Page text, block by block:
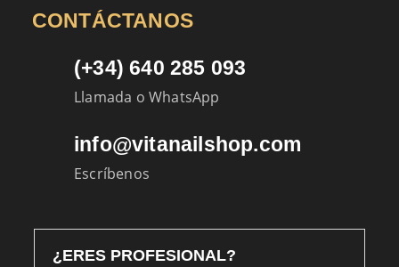
CONTÁCTANOS
(+34) 640 285 093
Llamada o WhatsApp
info@vitanailshop.com
Escríbenos
¿ERES PROFESIONAL?